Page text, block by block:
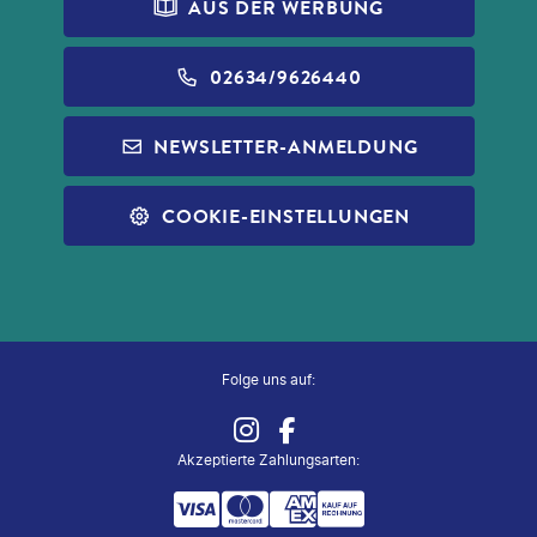
NORWEGIAN CRUISE LINE
INFOS ZUR PAUSCHALREISE
REISECHECKLISTE
WIDERRUF VERSICHERUNGEN
REISEFÜHRER
ALLE SERVICES
ZUG ZUM FLUG
ALDI GESCHENKGUTSCHEINE
ALDI MUSIC
ALDI NORD
AUS DER WERBUNG
02634/9626440
NEWSLETTER-ANMELDUNG
COOKIE-EINSTELLUNGEN
Akzeptierte Zahlungsarten:
Folge uns auf: